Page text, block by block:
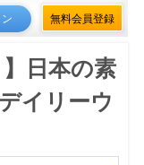
無料会員登録
日本の素
イリーウ